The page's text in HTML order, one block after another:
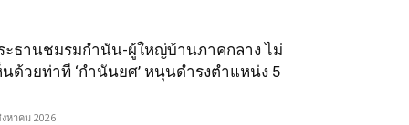
ะธานชมรมกำนัน-ผู้ใหญ่บ้านภาคกลาง ไม่
นด้วยท่าที ‘กำนันยศ’ หนุนดำรงตำแหน่ง 5
หาคม 2026